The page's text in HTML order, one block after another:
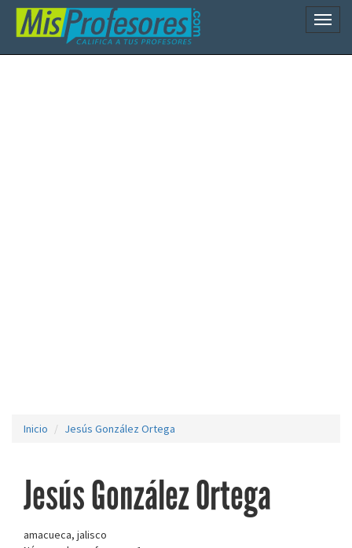
Inicio Jesús González Ortega
Jesús González Ortega
amacueca, jalisco